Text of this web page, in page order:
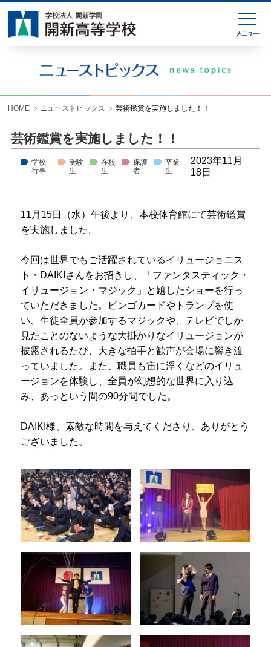
HOME ニューストピックス 芸術鑑賞を実施しました！！
芸術鑑賞を実施しました！！
学校
行事
受験
生
在校
生
保護
者
卒業
生
2023年11月
18日
11月15日（水）午後より、本校体育館にて芸術鑑賞
を実施しました。
今回は世界でもご活躍されているイリュージョニス
ト・DAIKIさんをお招きし、「ファンタスティック・
イリュージョン・マジック」と題したショーを行っ
ていただきました。ビンゴカードやトランプを使
い、生徒全員が参加するマジックや、テレビでしか
見たことのないような大掛かりなイリュージョンが
披露されるたび、大きな拍手と歓声が会場に響き渡
っていました。また、職員も宙に浮くなどのイリュ
ージョンを体験し、全員が幻想的な世界に入り込
み、あっという間の90分間でした。
DAIKI様、素敵な時間を与えてくださり、ありがとう
ございました。
HOME
緊急連絡
ニューストピックス
学校生活
入試情報
お問い合わせ
各種様式ダウンロード
プライバシーポリシー
サイトマップ
受験生の方へ
在校生の方へ
保護者の方へ
卒業生の方へ